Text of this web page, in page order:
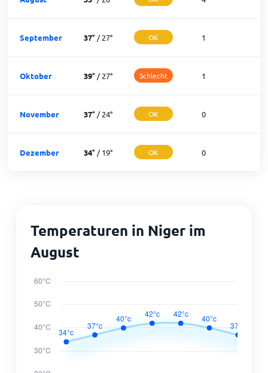
September 37°/27° OK 1
Oktober 39°/27° Schlecht 1
November 37°/24° OK 0
Dezember 34°/19° OK 0
Temperaturen in Niger im
August